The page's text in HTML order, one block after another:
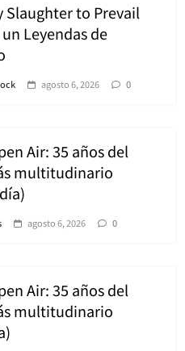
Slaughter to Prevail
Leyendas de
agosto 6, 2026 0
Air: 35 años del
multitudinario
agosto 6, 2026 0
Air: 35 años del
multitudinario